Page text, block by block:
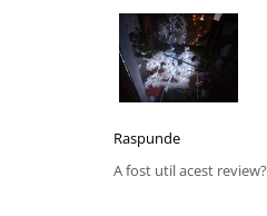
Raspunde
A fost util acest review?